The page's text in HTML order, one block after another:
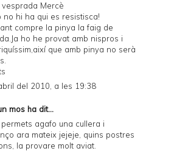
vesprada Mercè
no hi ha qui es resistisca!
compre la pinya la faig de
ho he provat amb nispros i
que amb pinya no serà
del 2010, a les 19:38
mos ha dit...
agafo una cullera i
ara mateix jejeje, quins postres
la provare molt aviat.